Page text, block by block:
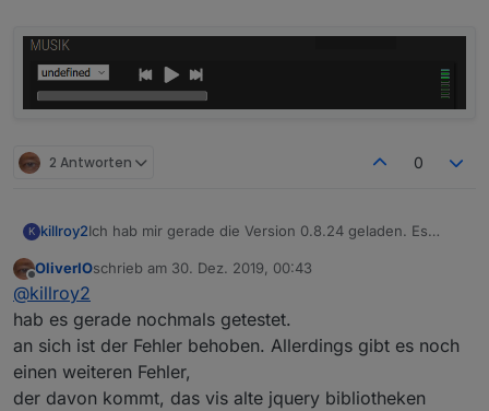
2 Antworten 0
K killroy2Ich hab mir gerade die Version 0.8.24 geladen. Es
grünen Balken wird die Eingabe verworfen.
Oder muss ich noch zusätzlich etwas beachten damit
das Widget ein Update erfährt?
Offline
OliverIOschrieb am 30. Dez. 2019, 00:43
zuletzt editiert von
@killroy2
hab es gerade nochmals getestet.
an sich ist der Fehler behoben. Allerdings gibt es noch
einen weiteren Fehler,
der davon kommt, das vis alte jquery bibliotheken